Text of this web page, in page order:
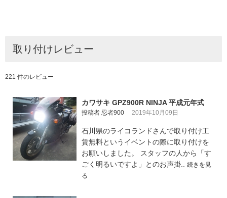
取り付けレビュー
221 件のレビュー
カワサキ GPZ900R NINJA 平成元年式
投稿者 忍者900 2019年10月09日
石川県のライコランドさんで取り付け工
賃無料というイベントの際に取り付けを
お願いしました。 スタッフの人から「す
ごく明るいですよ」とのお声掛.. 続きを見
る